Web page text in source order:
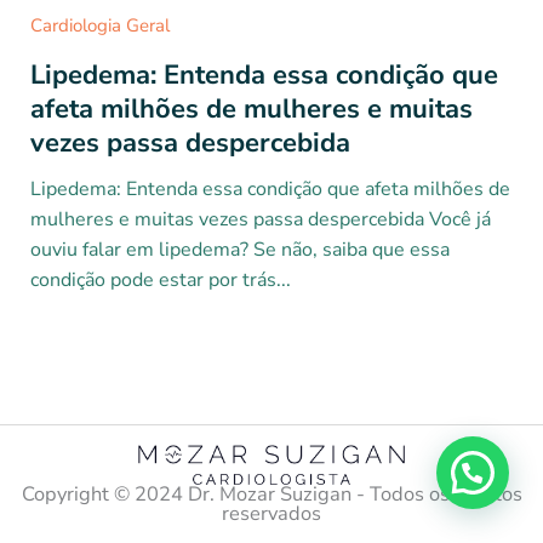
Cardiologia Geral
Lipedema: Entenda essa condição que
afeta milhões de mulheres e muitas
vezes passa despercebida
Lipedema: Entenda essa condição que afeta milhões de
mulheres e muitas vezes passa despercebida Você já
ouviu falar em lipedema? Se não, saiba que essa
condição pode estar por trás...
Copyright ©️ 2024 Dr. Mozar Suzigan - Todos os direitos
reservados